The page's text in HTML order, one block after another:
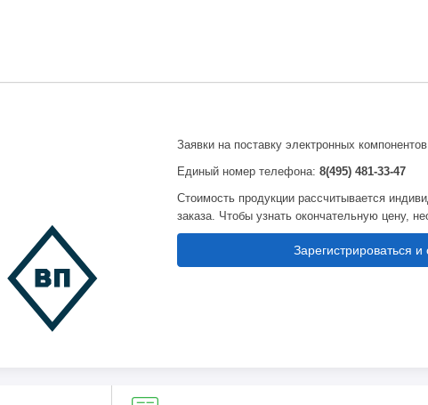
Заявки на поставку электронных
Единый номер телефона:8(495) 481-33-47
Стоимость продукции рассчитывается
заказа. Чтобы узнать окончательную цену,
Зарегистрироваться и